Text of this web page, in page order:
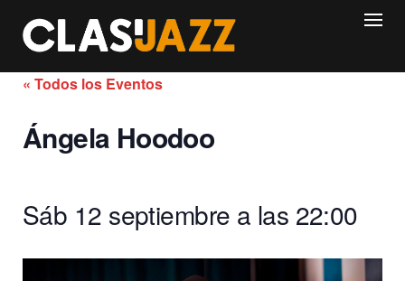
content
« Todos los Eventos
Ángela Hoodoo
Sáb 12 septiembre a las 22:00